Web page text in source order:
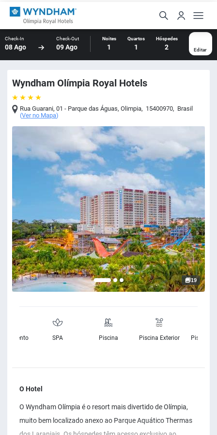
Check-In
08 Ago
Check-Out
09 Ago
Noites
1
Quartos
1
Hóspedes
2 Editar
Wyndham Olímpia Royal Hotels
Rua Guarani, 01 - Parque das Águas,Olimpia, 15400970, Brasil
(Ver no Mapa)
19
SPA Piscina Piscina Exterior Piscina
O Hotel
O Wyndham Olímpia é o resort mais divertido de Olímpia,
muito bem localizado anexo ao Parque Aquático Thermas